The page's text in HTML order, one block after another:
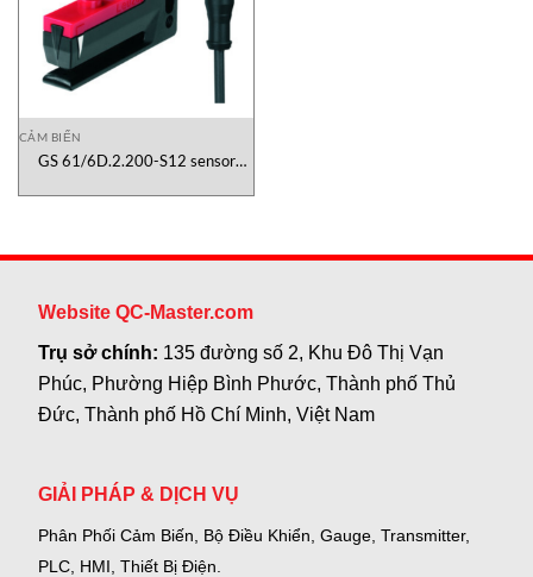
CẢM BIẾN
GS 61/6D.2.200-S12 sensor
Website QC-Master.com
Trụ sở chính: 135 đường số 2, Khu Đô Thị Vạn
Phúc, Phường Hiệp Bình Phước, Thành phố Thủ
Đức, Thành phố Hồ Chí Minh, Việt Nam
GIẢI PHÁP & DỊCH VỤ
Phân Phối Cảm Biến, Bộ Điều Khiển, Gauge, Transmitter,
PLC, HMI, Thiết Bị Điện.